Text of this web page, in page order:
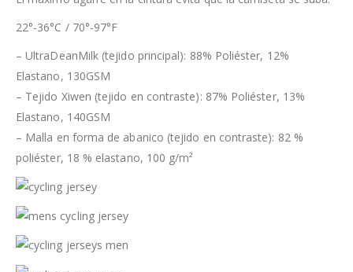
22°-36°C / 70°-97°F
– UltraDeanMilk (tejido principal): 88% Poliéster, 12%
Elastano, 130GSM
– Tejido Xiwen (tejido en contraste): 87% Poliéster, 13%
Elastano, 140GSM
– Malla en forma de abanico (tejido en contraste): 82 %
poliéster, 18 % elastano, 100 g/m²